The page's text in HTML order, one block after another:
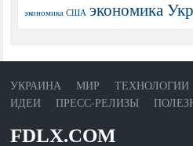
экономика США экономика
УКРАИНА МИР ТЕХНОЛОГИИ
ИДЕИ
ПРЕСС-РЕЛИЗЫ
FDLX.COM